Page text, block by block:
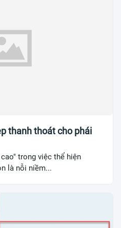
thanh thoát cho phái
trong việc thể hiện
là nỗi niềm...